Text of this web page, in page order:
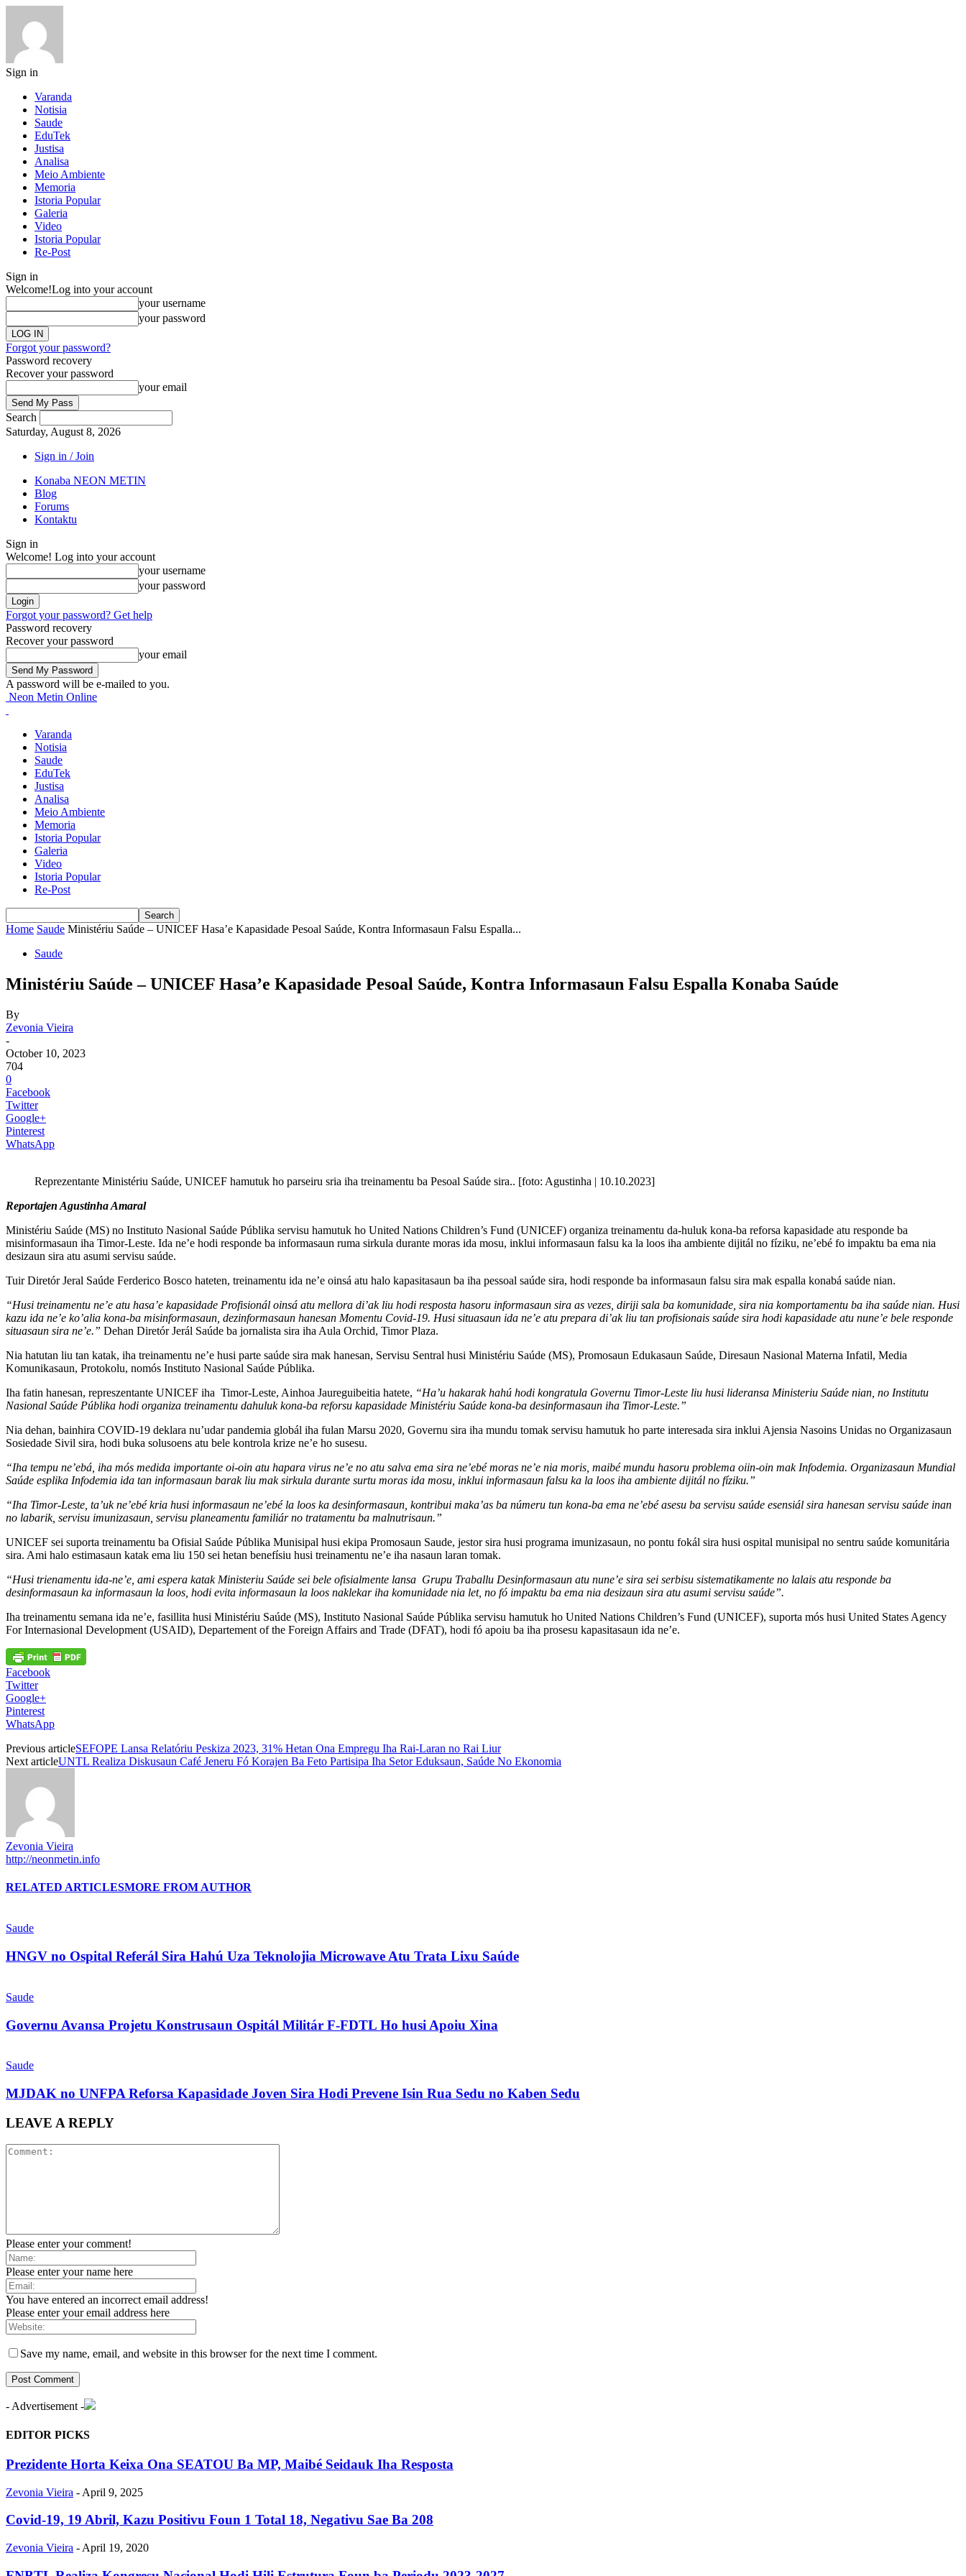
Sign in
Varanda
Notisia
Saude
EduTek
Justisa
Analisa
Meio Ambiente
Memoria
Istoria Popular
Galeria
Video
Istoria Popular
Re-Post
Sign in
Welcome!Log into your account
your username
your password
Forgot your password?
Password recovery
Recover your password
your email
Search
Saturday, August 8, 2026
Sign in / Join
Konaba NEON METIN
Blog
Forums
Kontaktu
Sign in
Welcome! Log into your account
your username
your password
Forgot your password? Get help
Password recovery
Recover your password
your email
A password will be e-mailed to you.
Neon Metin Online
Varanda
Notisia
Saude
EduTek
Justisa
Analisa
Meio Ambiente
Memoria
Istoria Popular
Galeria
Video
Istoria Popular
Re-Post
Home Saude Ministériu Saúde – UNICEF Hasa’e Kapasidade Pesoal Saúde, Kontra Informasaun Falsu Espalla...
Saude
Ministériu Saúde – UNICEF Hasa’e Kapasidade Pesoal Saúde, Kontra Informasaun Falsu Espalla Konaba Saúde
By
Zevonia Vieira
-
October 10, 2023
704
0
Facebook
Twitter
Google+
Pinterest
WhatsApp
Reprezentante Ministériu Saúde, UNICEF hamutuk ho parseiru sria iha treinamentu ba Pesoal Saúde sira.. [foto: Agustinha | 10.10.2023]
Reportajen Agustinha Amaral
Ministériu Saúde (MS) no Instituto Nasional Saúde Públika servisu hamutuk ho United Nations Children’s Fund (UNICEF) organiza treinamentu da-huluk kona-ba reforsa kapasidade atu responde ba
misinformasaun iha Timor-Leste. Ida ne’e hodi responde ba informasaun ruma sirkula durante moras ida mosu, inklui informasaun falsu ka la loos iha ambiente dijitál no fíziku, ne’ebé fo impaktu ba ema nia
desizaun sira atu asumi servisu saúde.
Tuir Diretór Jeral Saúde Ferderico Bosco hateten, treinamentu ida ne’e oinsá atu halo kapasitasaun ba iha pessoal saúde sira, hodi responde ba informasaun falsu sira mak espalla konabá saúde nian.
“Husi treinamentu ne’e atu hasa’e kapasidade Profisionál oinsá atu mellora di’ak liu hodi resposta hasoru informasaun sira as vezes, diriji sala ba komunidade, sira nia komportamentu ba iha saúde nian. Husi
kazu ida ne’e ko’alia kona-ba misinformasaun, dezinformasaun hanesan Momentu Covid-19. Husi situasaun ida ne’e atu prepara di’ak liu tan profisionais saúde sira hodi kapasidade atu nune’e bele responde
situasaun sira ne’e.” Dehan Diretór Jerál Saúde ba jornalista sira iha Aula Orchid, Timor Plaza.
Nia hatutan liu tan katak, iha treinamentu ne’e husi parte saúde sira mak hanesan, Servisu Sentral husi Ministériu Saúde (MS), Promosaun Edukasaun Saúde, Diresaun Nasional Materna Infatil, Media
Komunikasaun, Protokolu, nomós Instituto Nasional Saúde Públika.
Iha fatin hanesan, represzentante UNICEF iha Timor-Leste, Ainhoa Jaureguibeitia hatete, “Ha’u hakarak hahú hodi kongratula Governu Timor-Leste liu husi lideransa Ministeriu Saúde nian, no Institutu
Nasional Saúde Públika hodi organiza treinamentu dahuluk kona-ba reforsu kapasidade Ministériu Saúde kona-ba desinformasaun iha Timor-Leste.”
Nia dehan, bainhira COVID-19 deklara nu’udar pandemia globál iha fulan Marsu 2020, Governu sira iha mundu tomak servisu hamutuk ho parte interesada sira inklui Ajensia Nasoins Unidas no Organizasaun
Sosiedade Sivil sira, hodi buka solusoens atu bele kontrola krize ne’e ho susesu.
“Iha tempu ne’ebá, iha mós medida importante oi-oin atu hapara virus ne’e no atu salva ema sira ne’ebé moras ne’e nia moris, maibé mundu hasoru problema oiin-oin mak Infodemia. Organizasaun Mundial
Saúde esplika Infodemia ida tan informasaun barak liu mak sirkula durante surtu moras ida mosu, inklui informasaun falsu ka la loos iha ambiente dijitál no fíziku.”
“Iha Timor-Leste, ta’uk ne’ebé kria husi informasaun ne’ebé la loos ka desinformasaun, kontribui maka’as ba númeru tun kona-ba ema ne’ebé asesu ba servisu saúde esensiál sira hanesan servisu saúde inan
no labarik, servisu imunizasaun, servisu planeamentu familiár no tratamentu ba malnutrisaun.”
UNICEF sei suporta treinamentu ba Ofisial Saúde Públika Munisipal husi ekipa Promosaun Saude, jestor sira husi programa imunizasaun, no pontu fokál sira husi ospital munisipal no sentru saúde komunitária
sira. Ami halo estimasaun katak ema liu 150 sei hetan benefísiu husi treinamentu ne’e iha nasaun laran tomak.
“Husi trienamentu ida-ne’e, ami espera katak Ministeriu Saúde sei bele ofisialmente lansa Grupu Traballu Desinformasaun atu nune’e sira sei serbisu sistematikamente no lalais atu responde ba
desinformasaun ka informasaun la loos, hodi evita informasaun la loos naklekar iha komunidade nia let, no fó impaktu ba ema nia desizaun sira atu asumi servisu saúde”.
Iha treinamentu semana ida ne’e, fasillita husi Ministériu Saúde (MS), Instituto Nasional Saúde Públika servisu hamutuk ho United Nations Children’s Fund (UNICEF), suporta mós husi United States Agency
For Internasional Development (USAID), Departement of the Foreign Affairs and Trade (DFAT), hodi fó apoiu ba iha prosesu kapasitasaun ida ne’e.
Facebook
Twitter
Google+
Pinterest
WhatsApp
Previous articleSEFOPE Lansa Relatóriu Peskiza 2023, 31% Hetan Ona Empregu Iha Rai-Laran no Rai Liur
Next articleUNTL Realiza Diskusaun Café Jeneru Fó Korajen Ba Feto Partisipa Iha Setor Eduksaun, Saúde No Ekonomia
Zevonia Vieira
http://neonmetin.info
RELATED ARTICLESMORE FROM AUTHOR
Saude
HNGV no Ospital Referál Sira Hahú Uza Teknolojia Microwave Atu Trata Lixu Saúde
Saude
Governu Avansa Projetu Konstrusaun Ospitál Militár F-FDTL Ho husi Apoiu Xina
Saude
MJDAK no UNFPA Reforsa Kapasidade Joven Sira Hodi Prevene Isin Rua Sedu no Kaben Sedu
LEAVE A REPLY
Please enter your comment!
Please enter your name here
You have entered an incorrect email address!
Please enter your email address here
Save my name, email, and website in this browser for the next time I comment.
- Advertisement -
EDITOR PICKS
Prezidente Horta Keixa Ona SEATOU Ba MP, Maibé Seidauk Iha Resposta
Zevonia Vieira - April 9, 2025
Covid-19, 19 Abril, Kazu Positivu Foun 1 Total 18, Negativu Sae Ba 208
Zevonia Vieira - April 19, 2020